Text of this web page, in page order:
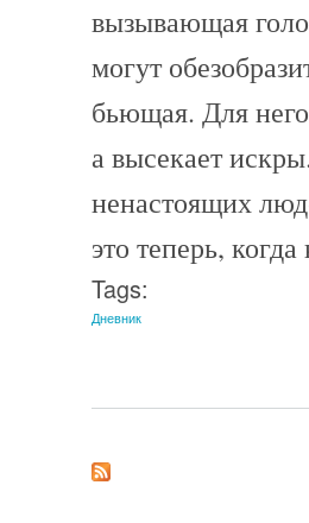
вызывающая
могут
бьющая. Для
а высекает
ненастоящих
это теперь,
Tags:
Дневник